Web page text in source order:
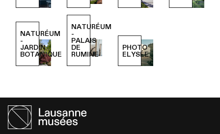
NATURÉUM
-
JARDIN
BOTANIQUE
NATURÉUM
-
PALAIS
DE
RUMINE
PHOTO
ELYSÉE